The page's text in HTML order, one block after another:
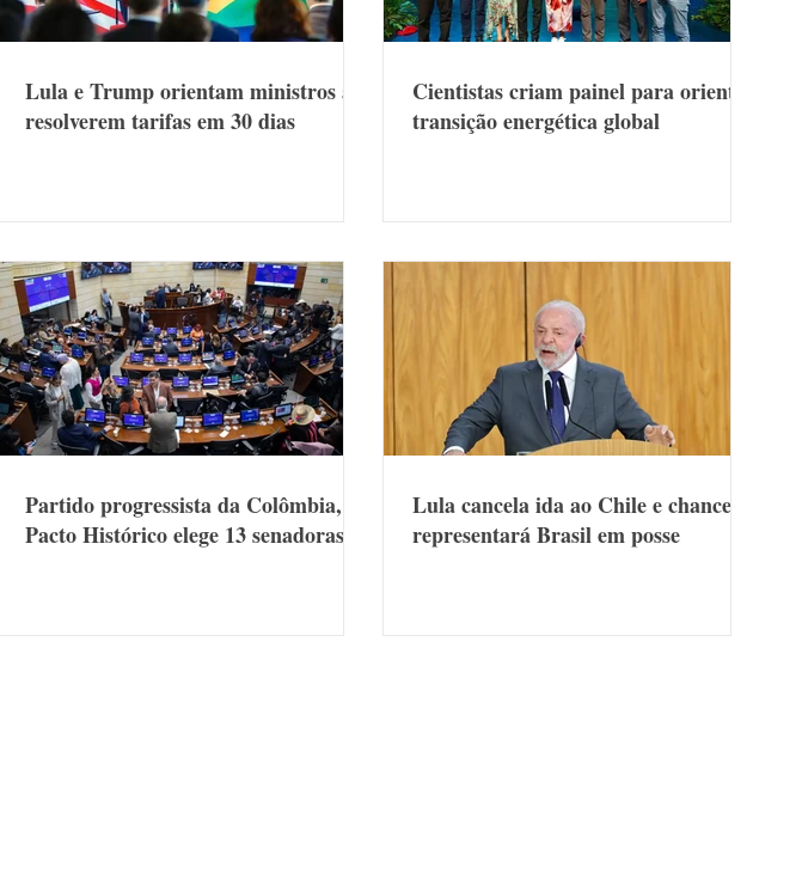
Lula e Trump orientam ministros a
resolverem tarifas em 30 dias
Cientistas criam painel para orientar
transição energética global
Partido progressista da Colômbia,
Pacto Histórico elege 13 senadoras
Lula cancela ida ao Chile e chanceler
representará Brasil em posse